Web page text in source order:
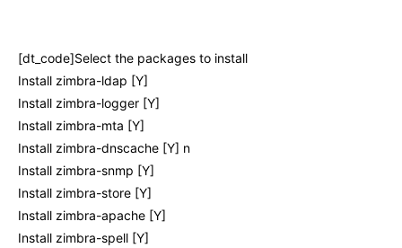
[dt_code]Select the packages to install
Install zimbra-ldap [Y]
Install zimbra-logger [Y]
Install zimbra-mta [Y]
Install zimbra-dnscache [Y] n
Install zimbra-snmp [Y]
Install zimbra-store [Y]
Install zimbra-apache [Y]
Install zimbra-spell [Y]